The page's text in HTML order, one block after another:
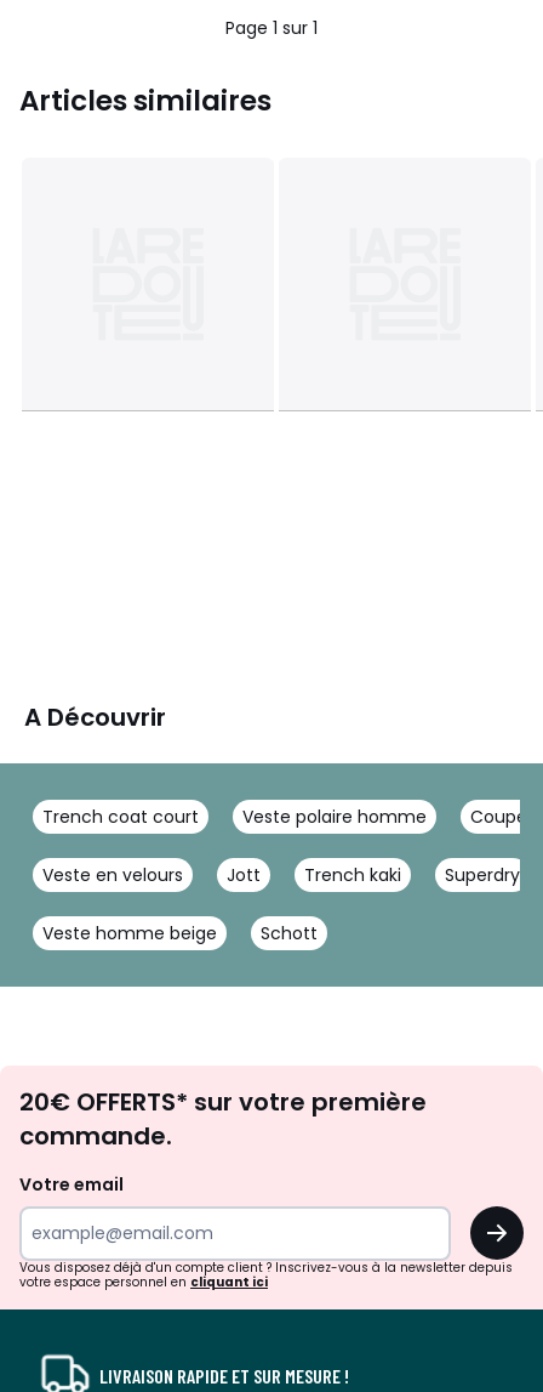
Page 1 sur 1
Articles similaires
A Découvrir
Trench coat court Veste polaire homme Coupe
Veste en velours Jott Trench kaki Superdry
Veste homme beige Schott
d'inspirations
surprises?
20€ OFFERTS* sur votre première
commande.
Votre email
OK
Vous disposez déjà d'un compte client ? Inscrivez-vous à la newsletter depuis
votre espace personnel en cliquant ici
LIVRAISON RAPIDE ET SUR MESURE !